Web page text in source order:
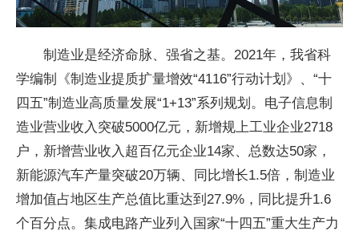
制造业是经济命脉、强省之基。2021年，我省科
学编制《制造业提质扩量增效“4116”行动计划》、“十
四五”制造业高质量发展“1+13”系列规划。电子信息制
造业营业收入突破5000亿元，新增规上工业企业2718
户，新增营业收入超百亿元企业14家、总数达50家，
新能源汽车产量突破20万辆、同比增长1.5倍，制造业
增加值占地区生产总值比重达到27.9%，同比提升1.6
个百分点。集成电路产业列入国家“十四五”重大生产力